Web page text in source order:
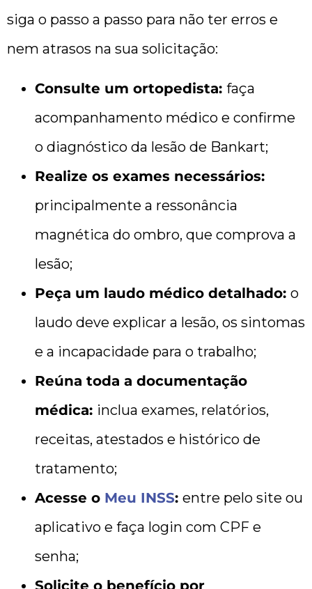
siga o passo a passo para não ter erros e
nem atrasos na sua solicitação:
Consulte um ortopedista: faça
acompanhamento médico e confirme
o diagnóstico da lesão de Bankart;
Realize os exames necessários:
principalmente a ressonância
magnética do ombro, que comprova a
lesão;
Peça um laudo médico detalhado: o
laudo deve explicar a lesão, os sintomas
e a incapacidade para o trabalho;
Reúna toda a documentação
médica: inclua exames, relatórios,
receitas, atestados e histórico de
tratamento;
Acesse o Meu INSS: entre pelo site ou
aplicativo e faça login com CPF e
senha;
Solicite o benefício por